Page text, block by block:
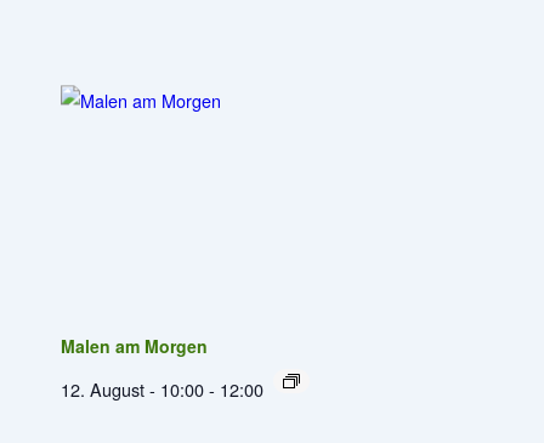
Malen am Morgen
12. August - 10:00- 12:00